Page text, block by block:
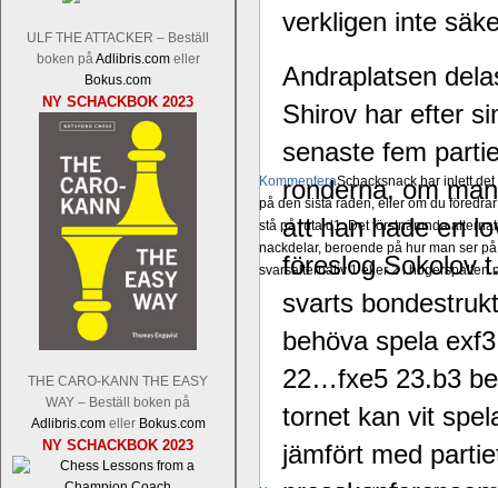
ULF THE ATTACKER – Beställ
boken påAdlibris.comeller
Bokus.com
NY SCHACKBOK 2023
THE CARO-KANN THE EASY
WAY – Beställ boken på
Adlibris.comeller Bokus.com
NY SCHACKBOK 2023
KommenteraSchacksnack har inlett
på den sista raden, eller om du
stå på ruta d1. Det förstnämnda
nackdelar, beroende på hur man ser
svarsalternativ 1 eller 2 i högerspalten
verkligen inte
Andraplatsen
Shirov har efter
senaste fem
ronderna, om
att han hade en
föreslog Sokolov
svarts
behöva spela
22…fxe5 23.b3
tornet kan vit
jämfört med